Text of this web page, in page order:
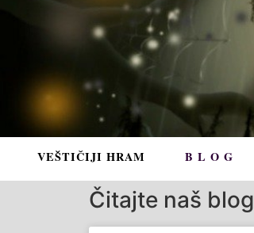
VEŠTIČIJI HRAM B L O G
Čitajte naš blog